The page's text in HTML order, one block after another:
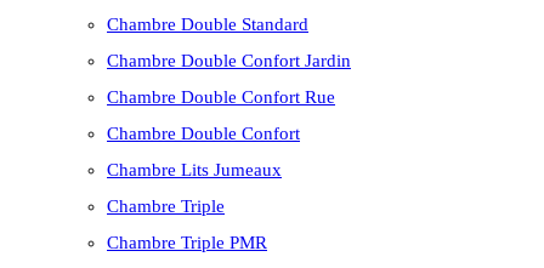
Chambre Double Standard
Chambre Double Confort Jardin
Chambre Double Confort Rue
Chambre Double Confort
Chambre Lits Jumeaux
Chambre Triple
Chambre Triple PMR